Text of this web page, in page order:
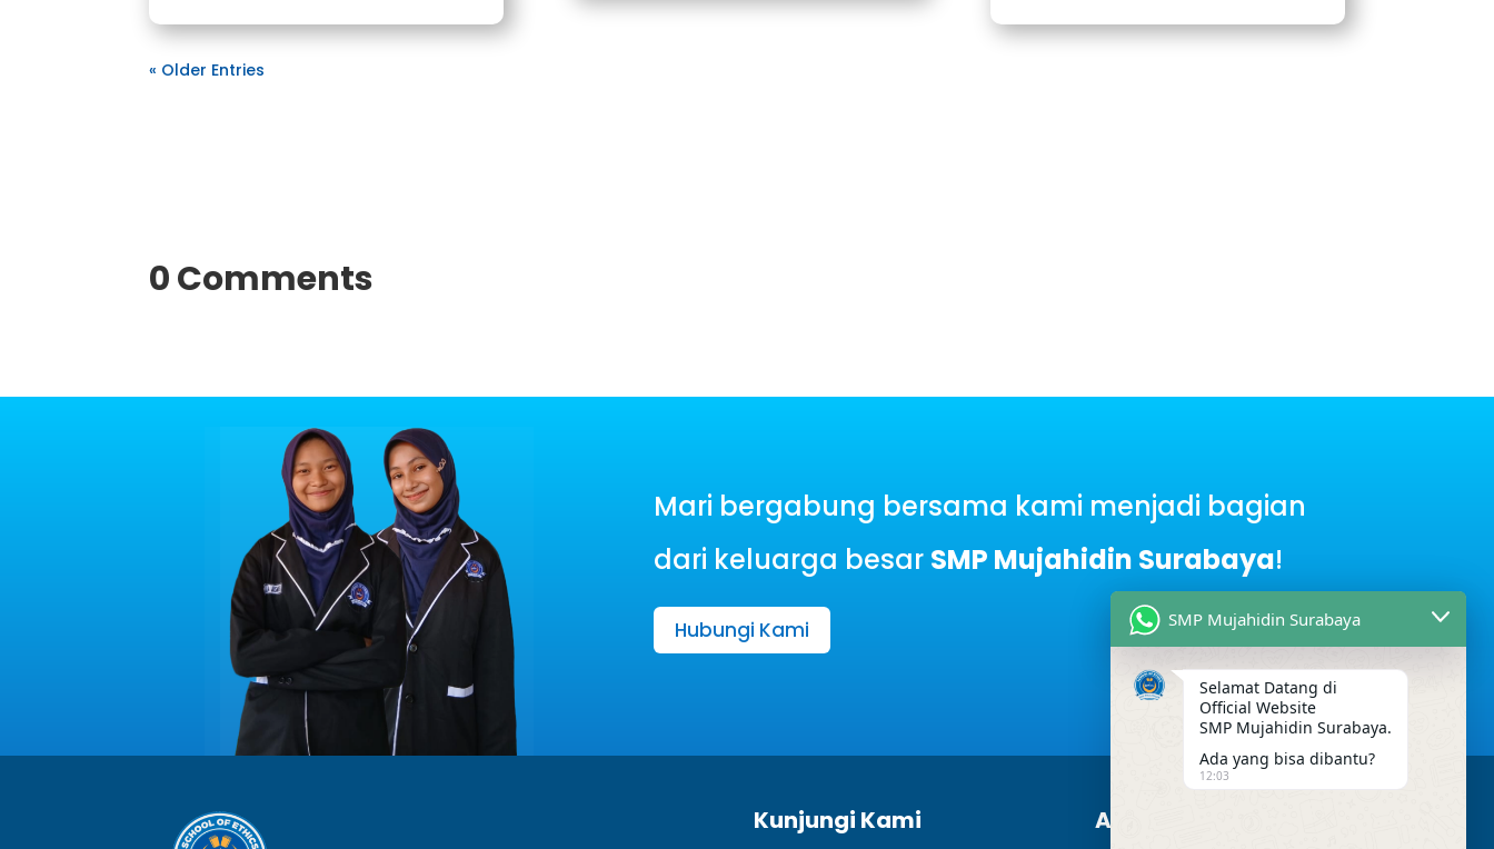
« Older Entries
0 Comments
Mari bergabung bersama kami menjadi bagian
dari keluarga besar SMP Mujahidin Surabaya!
Hubungi Kami
Kunjungi Kami Alamat Kami
SMP Mujahidin Surabaya
Selamat Datang di
Official Website
SMP Mujahidin Surabaya.
Ada yang bisa dibantu?
12:03